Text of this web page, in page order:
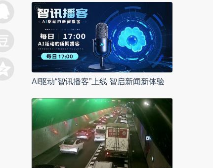
AI驱动“智讯播客”上线 智启新闻新体验